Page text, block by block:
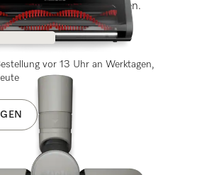
Reinigung aller Bodenarten.
vor 13 Uhr an Werktagen,